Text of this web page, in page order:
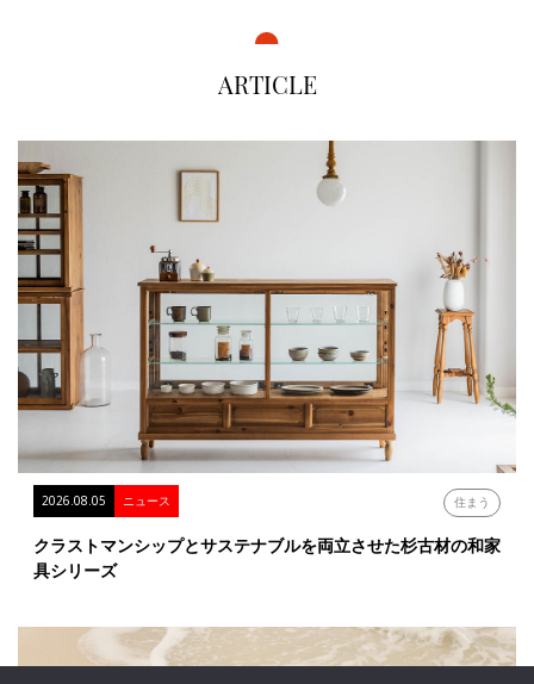
ARTICLE
2026.08.05 ニュース 住まう
クラストマンシップとサステナブルを両立させた杉古材の和家
具シリーズ